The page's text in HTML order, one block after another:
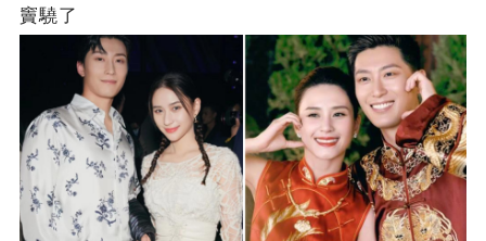
竇驍了